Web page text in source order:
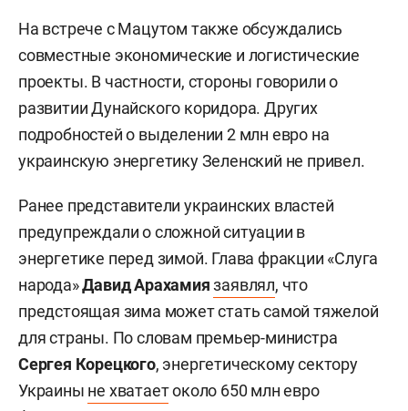
На встрече с Мацутом также обсуждались
совместные экономические и логистические
проекты. В частности, стороны говорили о
развитии Дунайского коридора. Других
подробностей о выделении 2 млн евро на
украинскую энергетику Зеленский не привел.
Ранее представители украинских властей
предупреждали о сложной ситуации в
энергетике перед зимой. Глава фракции «Слуга
народа»Давид Арахамия заявлял, что
предстоящая зима может стать самой тяжелой
для страны. По словам премьер-министра
Сергея Корецкого, энергетическому сектору
Украины не хватаетоколо 650 млн евро